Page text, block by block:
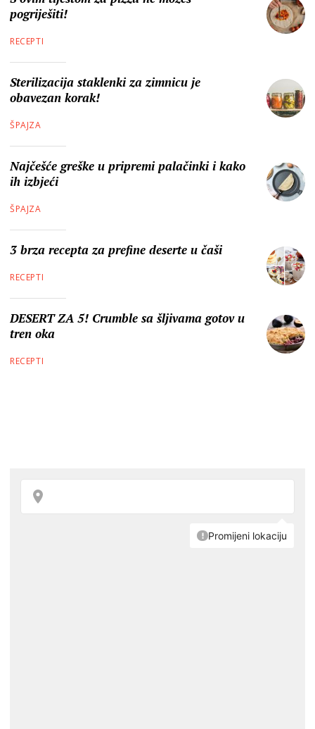
pogriješiti!
RECEPTI
Sterilizacija staklenki za zimnicu je
obavezan korak!
ŠPAJZA
Najčešće greške u pripremi palačinki i kako
ih izbjeći
ŠPAJZA
3 brza recepta za prefine deserte u čaši
RECEPTI
DESERT ZA 5! Crumble sa šljivama gotov u
tren oka
RECEPTI